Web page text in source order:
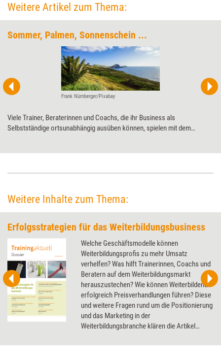
Weitere Artikel zum Thema:
Sommer, Palmen, Sonnenschein ...
Frank Nürnberger/Pixabay
Viele Trainer, Beraterinnen und Coachs, die ihr Business als
Selbstständige ortsunabhängig ausüben können, spielen mit dem
Weitere Inhalte zum Thema:
Erfolgsstrategien für das Weiterbildungsbusiness
Welche Geschäftsmodelle können
Weiterbildungsprofis zu mehr Umsatz
verhelfen? Was hilft Trainerinnen, Coachs und
Beratern auf dem Weiterbildungsmarkt
herauszustechen? Wie können Weiterbildende
erfolgreich Preisverhandlungen führen? Diese
und weitere Fragen rund um die Positionierung
und das Marketing in der
Weiterbildungsbranche klären die Artikel